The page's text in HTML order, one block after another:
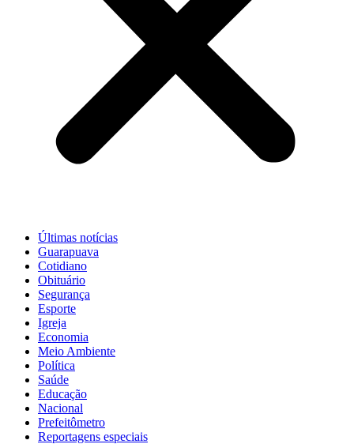
Últimas notícias
Guarapuava
Cotidiano
Obituário
Segurança
Esporte
Igreja
Economia
Meio Ambiente
Política
Saúde
Educação
Nacional
Prefeitômetro
Reportagens especiais